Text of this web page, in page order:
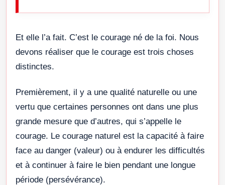
Et elle l’a fait. C’est le courage né de la foi. Nous
devons réaliser que le courage est trois choses
distinctes.
Premièrement, il y a une qualité naturelle ou une
vertu que certaines personnes ont dans une plus
grande mesure que d’autres, qui s’appelle le
courage. Le courage naturel est la capacité à faire
face au danger (valeur) ou à endurer les difficultés
et à continuer à faire le bien pendant une longue
période (persévérance).